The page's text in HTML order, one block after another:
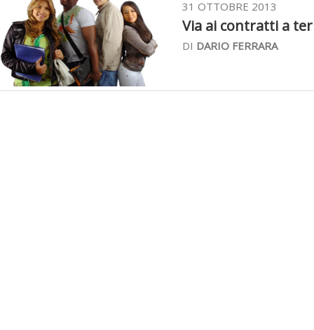
31 OTTOBRE 2013
Via ai contratti a
DI DARIO FERRARA